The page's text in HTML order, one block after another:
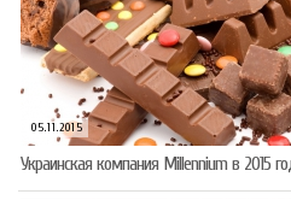
05.11.2015
Украинская компания Millennium в 2015